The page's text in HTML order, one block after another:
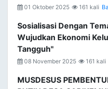
01 Oktober 2025 161 kali
Sosialisasi Dengan
Wujudkan Ekonomi
Tangguh"
08 November 2025 161 kali
MUSDESUS